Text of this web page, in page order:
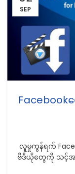
SEP
Facebook
လူမှုကွန်ရက်
ဗီဒီယိုတွေကို သင့်အနေ